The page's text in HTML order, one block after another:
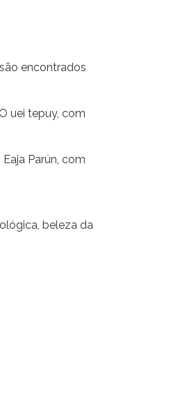
encontrados
uei tepuy, com
Parún, com
beleza da